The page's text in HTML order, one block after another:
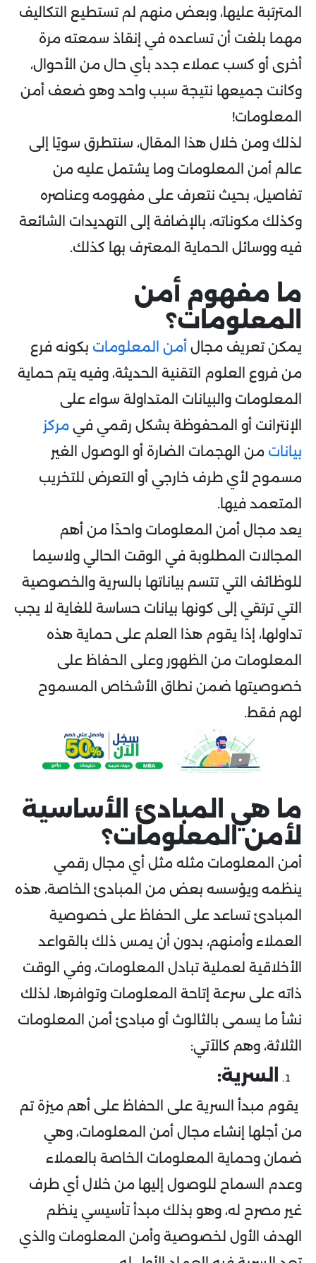
المترتبة عليها، وبعض منهم لم تستطيع التكاليف
مهما بلغت أن تساعده في إنقاذ سمعته مرة
أخرى أو كسب عملاء جدد بأي حال من الأحوال،
وكانت جميعها نتيجة سبب واحد وهو ضعف أمن
المعلومات!
لذلك ومن خلال هذا المقال، سنتطرق سويًا إلى
عالم أمن المعلومات وما يشتمل عليه من
تفاصيل، بحيث نتعرف على مفهومه وعناصره
وكذلك مكوناته، بالإضافة إلى التهديدات الشائعة
فيه ووسائل الحماية المعترف بها كذلك.
ما مفهوم أمن
المعلومات؟
يمكن تعريف مجال أمن المعلومات بكونه فرع
من فروع العلوم التقنية الحديثة، وفيه يتم حماية
المعلومات والبيانات المتداولة سواء على
الإنترانت أو المحفوظة بشكل رقمي في مركز
بيانات من الهجمات الضارة أو الوصول الغير
مسموح لأي طرف خارجي أو التعرض للتخريب
المتعمد فيها.
يعد مجال أمن المعلومات واحدًا من أهم
المجالات المطلوبة في الوقت الحالي ولاسيما
للوظائف التي تتسم بياناتها بالسرية والخصوصية
التي ترتقي إلى كونها بيانات حساسة للغاية لا يجب
تداولها، إذا يقوم هذا العلم على حماية هذه
المعلومات من الظهور وعلى الحفاظ على
خصوصيتها ضمن نطاق الأشخاص المسموح
لهم فقط.
ما هي المبادئ الأساسية
لأمن المعلومات؟
أمن المعلومات مثله مثل أي مجال رقمي
ينظمه ويؤسسه بعض من المبادئ الخاصة، هذه
المبادئ تساعد على الحفاظ على خصوصية
العملاء وأمنهم، بدون أن يمس ذلك بالقواعد
الأخلاقية لعملية تبادل المعلومات، وفي الوقت
ذاته على سرعة إتاحة المعلومات وتوافرها، لذلك
نشأ ما يسمى بالثالوث أو مبادئ أمن المعلومات
الثلاثة، وهم كالآتي:
السرية:
يقوم مبدأ السرية على الحفاظ على أهم ميزة تم
من أجلها إنشاء مجال أمن المعلومات، وهي
ضمان وحماية المعلومات الخاصة بالعملاء
وعدم السماح للوصول إليها من خلال أي طرف
غير مصرح له، وهو بذلك مبدأ تأسيسي ينظم
الهدف الأول لخصوصية وأمن المعلومات والذي